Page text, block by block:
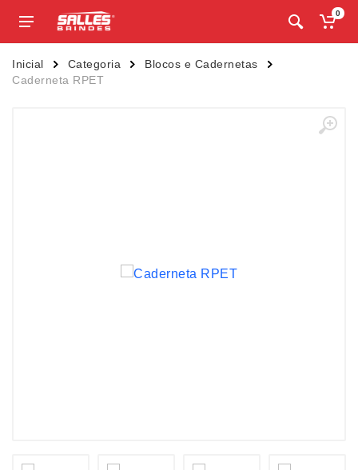
0
Inicial Categoria
Blocos e Cadernetas
Caderneta RPET